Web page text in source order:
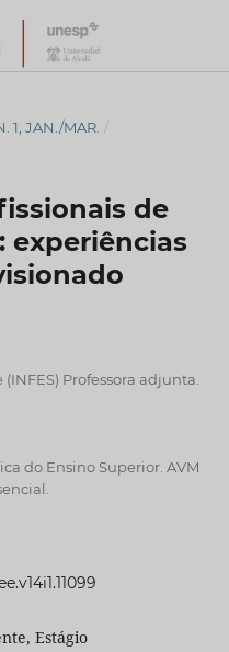
1, JAN./MAR. /
de
experiências
Professora adjunta.
do Ensino Superior. AVM
Estágio